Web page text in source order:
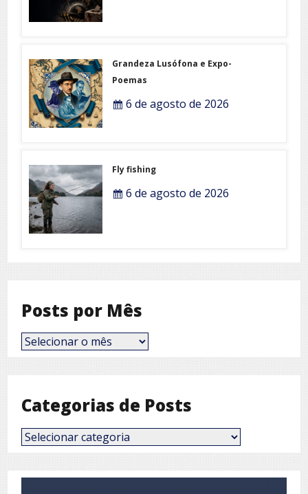
Grandeza Lusófona e Expo-
Poemas
6 de agosto de 2026
Fly fishing
6 de agosto de 2026
Posts por Mês
Posts
por
Categorias de Posts
Categorias
de